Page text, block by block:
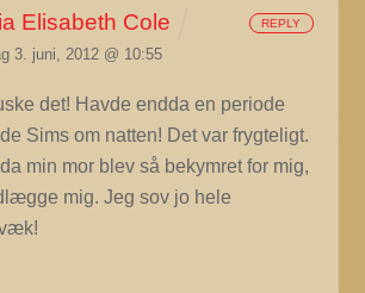
Elisabeth Cole
3. juni, 2012 @ 10:55
det! Havde endda en periode
Sims om natten! Det var frygteligt.
min mor blev så bekymret for mig,
mig. Jeg sov jo hele
REPLY